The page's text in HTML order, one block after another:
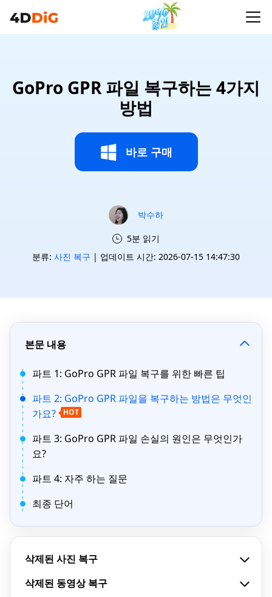
GoPro GPR 파일 복구하는 4가지
방법
바로 구매
박수하
5분 읽기
분류: 사진 복구 | 업데이트 시간: 2026-07-15 14:47:30
본문 내용
파트 1: GoPro GPR 파일 복구를 위한 빠른 팁
파트 2: GoPro GPR 파일을 복구하는 방법은 무엇인
가요?
HOT
파트 3: GoPro GPR 파일 손실의 원인은 무엇인가
요?
파트 4: 자주 하는 질문
최종 단어
삭제된 사진 복구
삭제된 동영상 복구